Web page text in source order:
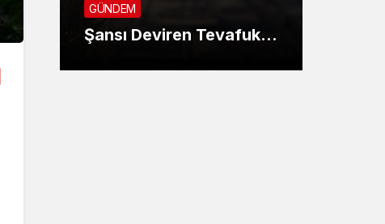
GÜNDEM
Şansı Deviren Tevafuk…